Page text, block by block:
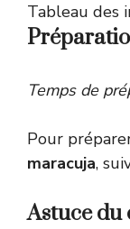
Tableau des
Temps de
Pour
maracuja,
Astuce du